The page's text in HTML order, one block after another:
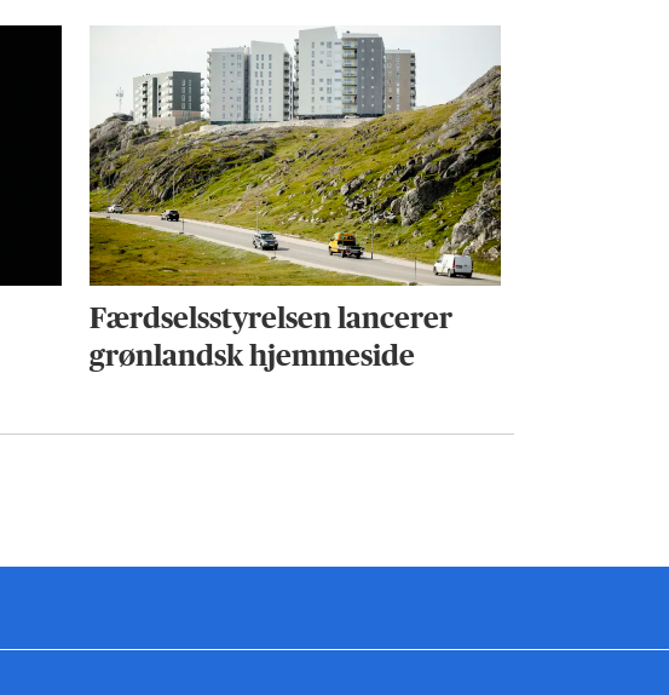
Færdselsstyrelsen lancerer
grønlandsk hjemmeside